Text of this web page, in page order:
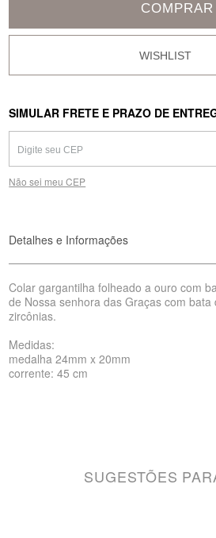
COMPRAR
SIMULAR FRETE E PRAZO DE
Não sei meu CEP
Detalhes e Informações
Colar gargantilha folheado a ouro com
de Nossa senhora das Graças com bata
zircônias.
Medidas:
medalha 24mm x 20mm
corrente: 45 cm
SUGESTÕES